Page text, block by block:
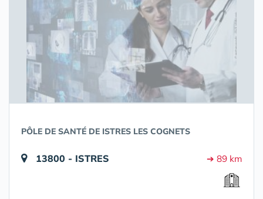
PÔLE DE SANTÉ DE ISTRES LES COGNETS
13800 - ISTRES ➔ 89 km